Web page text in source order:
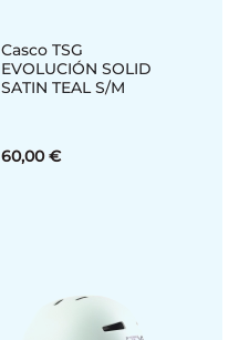
Casco TSG
EVOLUCIÓN SOLID
SATIN TEAL S/M
60,00 €